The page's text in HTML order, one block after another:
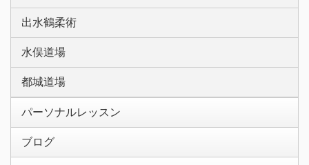
出水鶴柔術
水俣道場
都城道場
パーソナルレッスン
ブログ